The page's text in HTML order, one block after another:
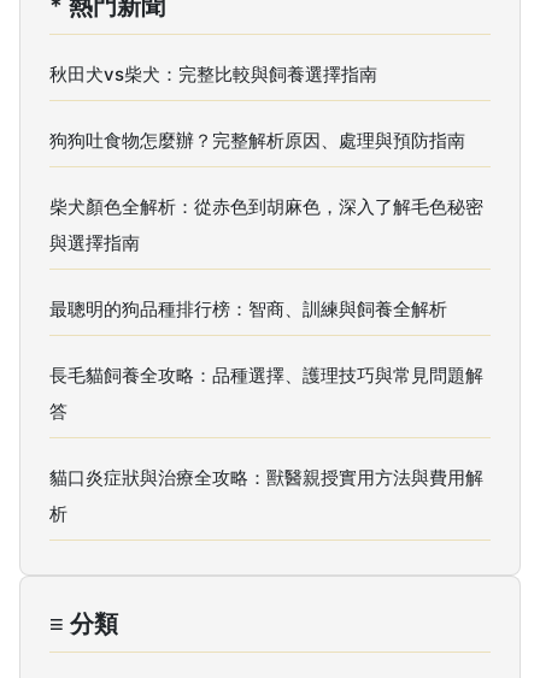
秋田犬vs柴犬：完整比較與飼養選擇指南
狗狗吐食物怎麼辦？完整解析原因、處理與預防指南
柴犬顏色全解析：從赤色到胡麻色，深入了解毛色秘密
與選擇指南
最聰明的狗品種排行榜：智商、訓練與飼養全解析
長毛貓飼養全攻略：品種選擇、護理技巧與常見問題解
答
貓口炎症狀與治療全攻略：獸醫親授實用方法與費用解
析
≡ 分類